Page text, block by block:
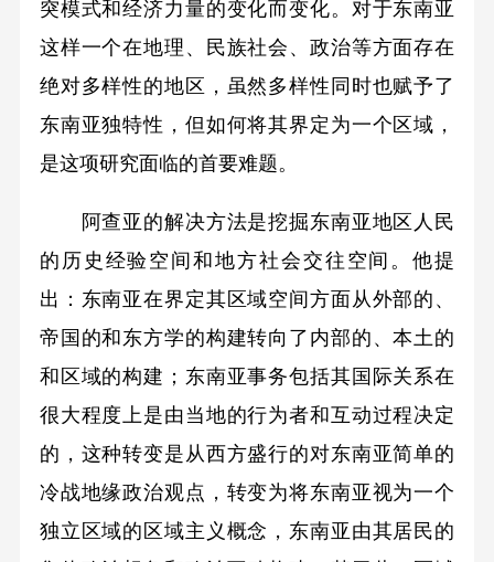
突模式和经济力量的变化而变化。对于东南亚
这样一个在地理、民族社会、政治等方面存在
绝对多样性的地区，虽然多样性同时也赋予了
东南亚独特性，但如何将其界定为一个区域，
是这项研究面临的首要难题。
阿查亚的解决方法是挖掘东南亚地区人民
的历史经验空间和地方社会交往空间。他提
出：东南亚在界定其区域空间方面从外部的、
帝国的和东方学的构建转向了内部的、本土的
和区域的构建；东南亚事务包括其国际关系在
很大程度上是由当地的行为者和互动过程决定
的，这种转变是从西方盛行的对东南亚简单的
冷战地缘政治观点，转变为将东南亚视为一个
独立区域的区域主义概念，东南亚由其居民的